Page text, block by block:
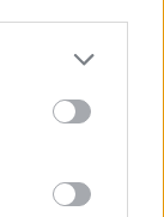
more Google
may click to
tags to
below Google
is, a
omega-
nem